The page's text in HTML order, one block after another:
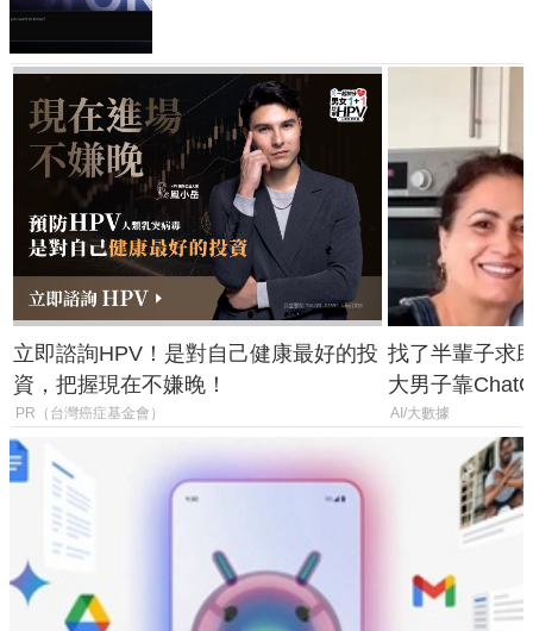
立即諮詢HPV！是對自己健康最好的投
資，把握現在不嫌晚！
PR（台灣癌症基金會）
找了半輩子求
大男子靠
年家人
AI/大數據